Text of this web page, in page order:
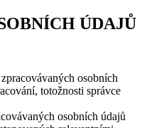
ÚDAJŮ
osobních
totožnosti správce
osobních údajů